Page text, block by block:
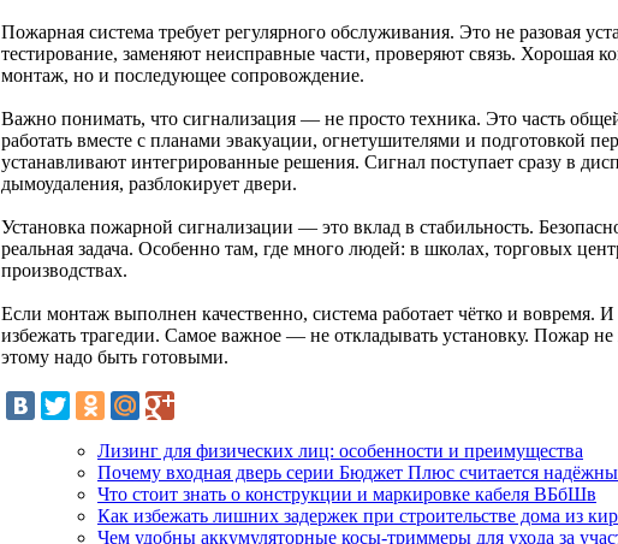
Пожарная система требует регулярного обслуживания. Это не разовая
тестирование, заменяют неисправные части, проверяют связь. Хорошая
монтаж, но и последующее сопровождение.
Важно понимать, что сигнализация — не просто техника. Это часть
работать вместе с планами эвакуации, огнетушителями и подготовкой
устанавливают интегрированные решения. Сигнал поступает сразу в
дымоудаления, разблокирует двери.
Установка пожарной сигнализации — это вклад в стабильность.
реальная задача. Особенно там, где много людей: в школах, торговых
производствах.
Если монтаж выполнен качественно, система работает чётко и вовремя.
избежать трагедии. Самое важное — не откладывать установку. Пожар
этому надо быть готовыми.
Лизинг для физических лиц: особенности и преимущества
Почему входная дверь серии Бюджет Плюс считается
Что стоит знать о конструкции и маркировке кабеля ВБбШв
Как избежать лишних задержек при строительстве дома из
Чем удобны аккумуляторные косы-триммеры для ухода за